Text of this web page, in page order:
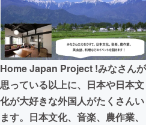
テクノロジー・ガジェ
映像・映画
ビジネス・起業
まちづくり・地域活性化
Home Japan Project !みなさんが
思っている以上に、日本や日本文
化が大好きな外国人がたくさんい
ます。日本文化、音楽、農作業、